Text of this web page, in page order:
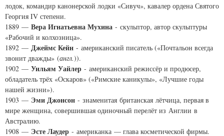
лодок, командир канонерской лодки «Сивуч», кавалер ордена Святого
Георгия IV степени.
1889 — Вера Игнатьевна Мухина - скульптор, автор скульптуры
«Рабочий и колхозница».
1892 — Джеймс Кейн - американский писатель («Почтальон всегда
звонит дважды» (англ.)).
1902 — Уильям Уайлер - американский режиссёр и продюсер,
обладатель трёх «Оскаров» («Римские каникулы», «Лучшие годы
нашей жизни»).
1903 — Эми Джонсон - знаменитая британская лётчица, первая в
мире женщина, совершившая одиночный перелёт из Англии в
Австралию.
1908 — Эсте Лаудер - американка — глава косметической фирмы.